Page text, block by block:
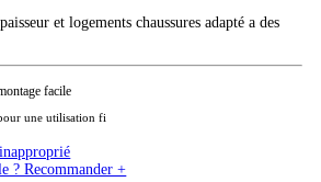
et logements chaussures adapté a des
facile
une utilisation fi
? Recommander +